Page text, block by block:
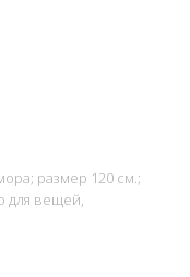
размер 120 cм.;
для вещей,